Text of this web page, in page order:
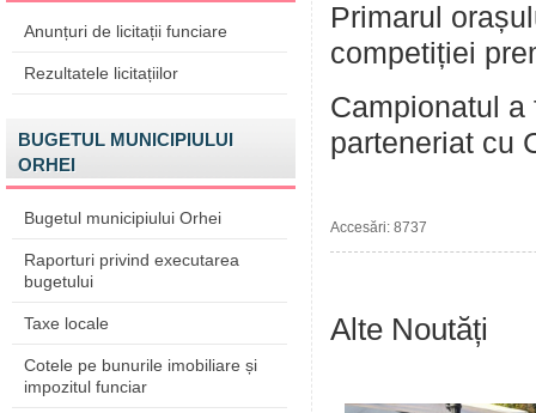
Anunțuri de licitații funciare
Rezultatele licitațiilor
BUGETUL MUNICIPIULUI
ORHEI
Bugetul municipiului Orhei
Raporturi privind executarea
bugetului
Taxe locale
Cotele pe bunurile imobiliare și
impozitul funciar
Primarul
competiției
Campionatul
parteneriat cu
Accesări: 8737
Alte Noutăți